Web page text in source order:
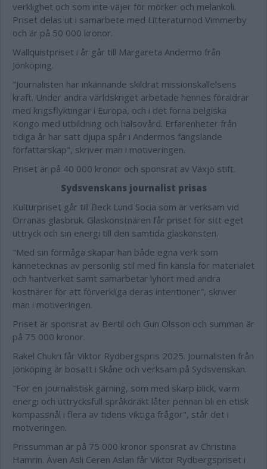
verklighet och som inte väjer för mörker och melankoli.
Priset delas ut i samarbete med Litteraturnod Vimmerby
och är på 50 000 kronor.
Wallquistpriset i år går till Margareta Andermo från
Jönköping.
"Journalisten har inkännande skildrat missionskallelsens
kraft. Under andra världskriget arbetade hennes föräldrar
med krigsflyktingar i Europa, och i det forna belgiska
Kongo med utbildning och hälsovård. Erfarenheter från
tidiga år har satt djupa spår i Andermos fängslande
författarskap", skriver man i motiveringen.
Priset är på 40 000 kronor och sponsrat av Växjö stift.
Sydsvenskans journalist prisas
Kulturpriset går till Beck Lund Socia som är verksam vid
Orranäs glasbruk. Glaskonstnären får priset för sitt eget
uttryck och sin energi till den samtida glaskonsten.
"Med sin förmåga skapar han både egna verk som
kännetecknas av personlig stil med fin känsla för materialet
och hantverket samt samarbetar lyhört med andra
kostnärer för att förverkliga deras intentioner", skriver
man i motiveringen.
Priset är sponsrat av Bertil och Gun Olsson och summan är
på 75 000 kronor.
Rakel Chukri får Viktor Rydbergspris 2025. Journalisten från
Jönköping är bosatt i Skåne och verksam på Sydsvenskan.
"För en journalistisk gärning, som med skarp blick, varm
energi och uttrycksfull språkdräkt låter pennan bli en etisk
kompassnål i flera av tidens viktiga frågor", står det i
motveringen.
Prissumman är på 75 000 kronor sponsrat av Christina
Hamrin. Även Asli Ceren Aslan får Viktor Rydbergspriset i